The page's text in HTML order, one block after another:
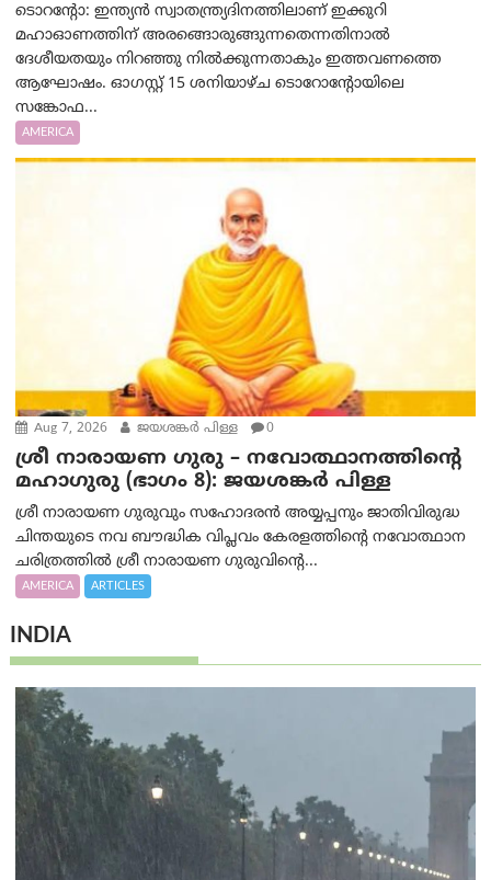
ടൊറന്റോ: ഇന്ത്യൻ സ്വാതന്ത്ര്യദിനത്തിലാണ് ഇക്കുറി
മഹാഓണത്തിന് അരങ്ങൊരുങ്ങുന്നതെന്നതിനാൽ
ദേശീയതയും നിറഞ്ഞു നിൽക്കുന്നതാകും ഇത്തവണത്തെ
ആഘോഷം. ഓഗസ്റ്റ് 15 ശനിയാഴ്ച ടൊറോന്റോയിലെ
സങ്കോഫ...
AMERICA
Aug 7, 2026 ജയശങ്കര്‍ പിള്ള 0
ശ്രീ നാരായണ ഗുരു – നവോത്ഥാനത്തിന്റെ
മഹാഗുരു (ഭാഗം 8): ജയശങ്കര്‍ പിള്ള
ശ്രീ നാരായണ ഗുരുവും സഹോദരൻ അയ്യപ്പനും ജാതിവിരുദ്ധ
ചിന്തയുടെ നവ ബൗദ്ധിക വിപ്ലവം കേരളത്തിന്റെ നവോത്ഥാന
ചരിത്രത്തിൽ ശ്രീ നാരായണ ഗുരുവിന്റെ...
AMERICA ARTICLES
INDIA